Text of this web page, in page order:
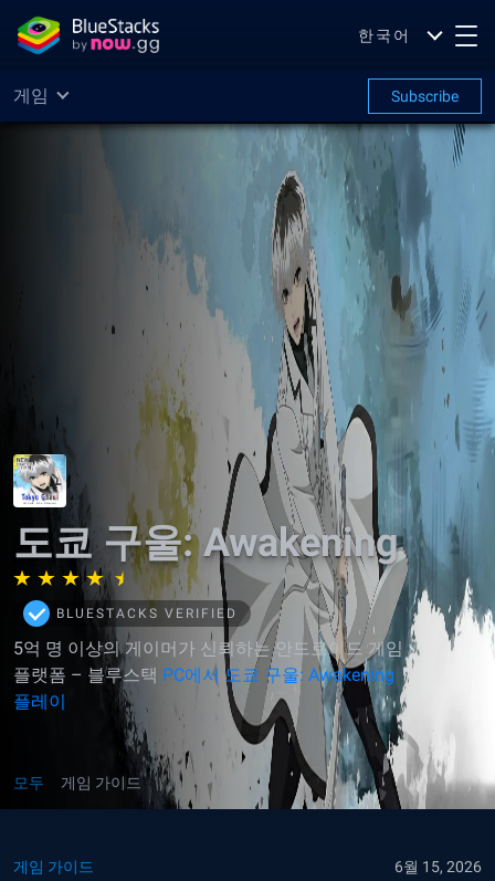
한국어
게임 Subscribe
도쿄 구울: Awakening
BLUESTACKS VERIFIED
5억 명 이상의 게이머가 신뢰하는 안드로이드 게임
플랫폼 – 블루스택 PC에서 도쿄 구울: Awakening
플레이
모두 게임 가이드
게임 가이드 6월 15, 2026